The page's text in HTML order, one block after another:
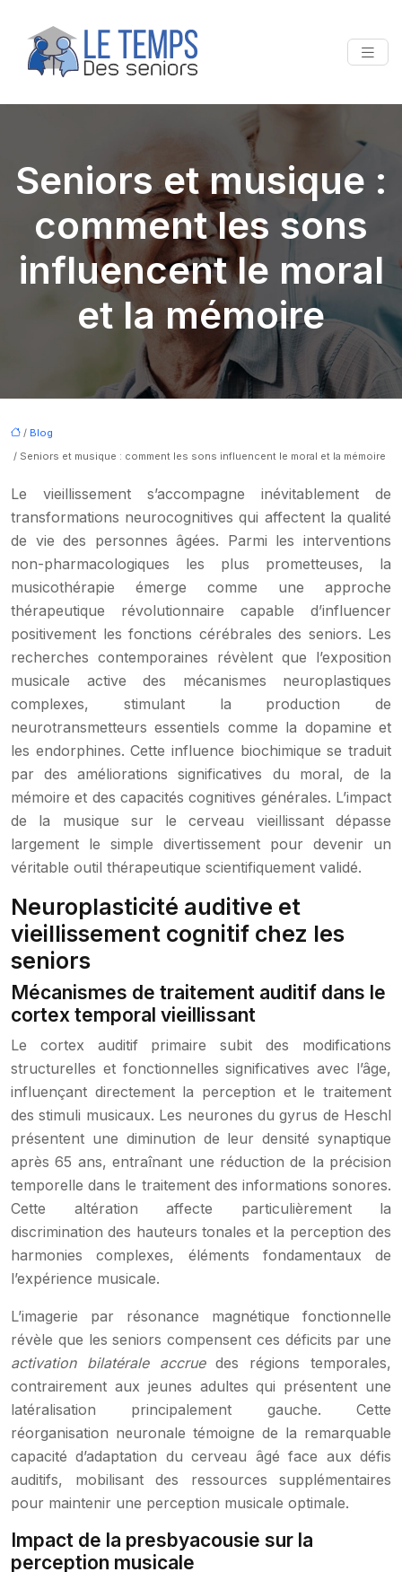
Seniors et musique :
comment les sons
influencent le moral
et la mémoire
/ Blog
/ Seniors et musique : comment les sons influencent le moral et la mémoire
Le vieillissement s’accompagne inévitablement de
transformations neurocognitives qui affectent la qualité
de vie des personnes âgées. Parmi les interventions
non-pharmacologiques les plus prometteuses, la
musicothérapie émerge comme une approche
thérapeutique révolutionnaire capable d’influencer
positivement les fonctions cérébrales des seniors. Les
recherches contemporaines révèlent que l’exposition
musicale active des mécanismes neuroplastiques
complexes, stimulant la production de
neurotransmetteurs essentiels comme la dopamine et
les endorphines. Cette influence biochimique se traduit
par des améliorations significatives du moral, de la
mémoire et des capacités cognitives générales. L’impact
de la musique sur le cerveau vieillissant dépasse
largement le simple divertissement pour devenir un
véritable outil thérapeutique scientifiquement validé.
Neuroplasticité auditive et
vieillissement cognitif chez les
seniors
Mécanismes de traitement auditif dans le
cortex temporal vieillissant
Le cortex auditif primaire subit des modifications
structurelles et fonctionnelles significatives avec l’âge,
influençant directement la perception et le traitement
des stimuli musicaux. Les neurones du gyrus de Heschl
présentent une diminution de leur densité synaptique
après 65 ans, entraînant une réduction de la précision
temporelle dans le traitement des informations sonores.
Cette altération affecte particulièrement la
discrimination des hauteurs tonales et la perception des
harmonies complexes, éléments fondamentaux de
l’expérience musicale.
L’imagerie par résonance magnétique fonctionnelle
révèle que les seniors compensent ces déficits par une
activation bilatérale accruedes régions temporales,
contrairement aux jeunes adultes qui présentent une
latéralisation principalement gauche. Cette
réorganisation neuronale témoigne de la remarquable
capacité d’adaptation du cerveau âgé face aux défis
auditifs, mobilisant des ressources supplémentaires
pour maintenir une perception musicale optimale.
Impact de la presbyacousie sur la
perception musicale